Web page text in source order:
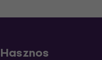
Hasznos